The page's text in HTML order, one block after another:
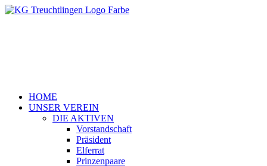
HOME
UNSER VEREIN
DIE AKTIVEN
Vorstandschaft
Präsident
Elferrat
Prinzenpaare